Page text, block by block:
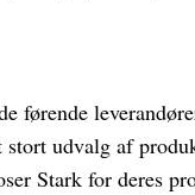
førende
udvalg af
Stark for deres